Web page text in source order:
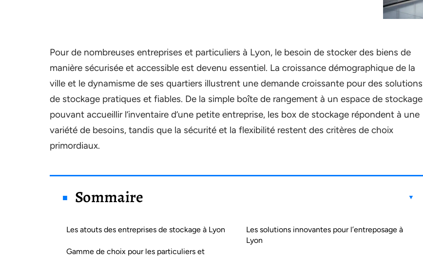
Pour de nombreuses entreprises et particuliers à Lyon, le besoin de stocker des biens de
manière sécurisée et accessible est devenu essentiel. La croissance démographique de la
ville et le dynamisme de ses quartiers illustrent une demande croissante pour des solutions
de stockage pratiques et fiables. De la simple boîte de rangement à un espace de stockage
pouvant accueillir l’inventaire d’une petite entreprise, les box de stockage répondent à une
variété de besoins, tandis que la sécurité et la flexibilité restent des critères de choix
primordiaux.
Sommaire
Les atouts des entreprises de stockage à Lyon
Gamme de choix pour les particuliers et
Les solutions innovantes pour l’entreposage à
Lyon